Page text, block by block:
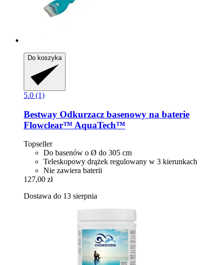
Do koszyka
5.0 (1)
Bestway Odkurzacz basenowy na baterie
Flowclear™ AquaTech™
Topseller
Do basenów o Ø do 305 cm
Teleskopowy drążek regulowany w 3 kierunkach
Nie zawiera baterii
127,00 zł
Dostawa do 13 sierpnia